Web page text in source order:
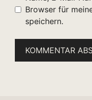
Browser für
speichern.